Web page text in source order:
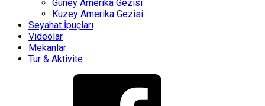
Güney Amerika Gezisi
Kuzey Amerika Gezisi
Seyahat İpuçları
Videolar
Mekanlar
Tur & Aktivite